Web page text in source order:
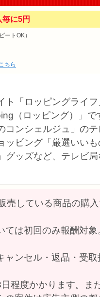
に5円
ートOK）
ちら
ト「ロッピングライ
（ロッピング）」で
コンシェルジュ」の
ッピング「厳選いい
グッズなど、テレビ
売している商品の購
は初回のみ報酬対象
ャンセル・返品・受
程度かかります。ま